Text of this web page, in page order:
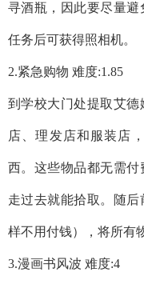
寻酒瓶，因此要尽量
任务后可获得照相机。
2.紧急购物 难度:1.85
到学校大门处提取艾
店、理发店和服装店
西。这些物品都无需
走过去就能拾取。随
样不用付钱），将所有
3.漫画书风波 难度:4